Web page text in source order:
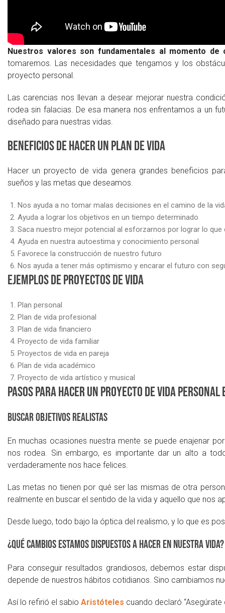
Nuestros valores son fundamentales al momento
tomaremos. Las necesidades que tengamos y los
proyecto personal.
Las carencias nos llevan a desear mejorar nuestra
rodea sin falacias. De esa manera nos enfrentamos a un
diseñado para nuestras vidas.
Beneficios de hacer un plan de vida
Hacer un proyecto de vida genera grandes beneficios
sueños y las metas que deseamos.
Nos ayuda a no tomar malas decisiones en el camino de la
Ayuda a lograr los objetivos en un tiempo determinado
Saca nuestro mejor potencial al esforzarnos por lograr lo que
Ayuda en nuestra autoestima y conocimiento personal
Favorece la construcción de nuestro futuro
Nos ayuda a tener más optimismo y encarar el futuro con
Ejemplos de proyectos de vida
Plan personal
Plan de vida profesional
Plan de vida financiero
Proyecto de vida familiar
Proyectos de vida en pareja
Plan de vida académico
Proyecto de vida artístico y musical
Pasos para hacer un proyecto de vida personal
Buscar objetivos realistas
En muchas ocasiones nuestra mente se puede enajenar
nos rodea. Sin embargo, es importante dar un alto a
verdaderamente nos hace felices.
Las metas no tienen por qué ser las mismas de otra
realmente en buscar el sentido de la vida y aquello que nos
Desde luego, todo bajo la óptica del realismo, y lo que es
¿Qué cambios estamos dispuestos a hacer en nuestra vida?
Para conseguir resultados grandiosos, debemos estar
depende de nuestros hábitos cotidianos. Sino cambiamos
Así lo refirió el sabio Aristóteles cuando declaró